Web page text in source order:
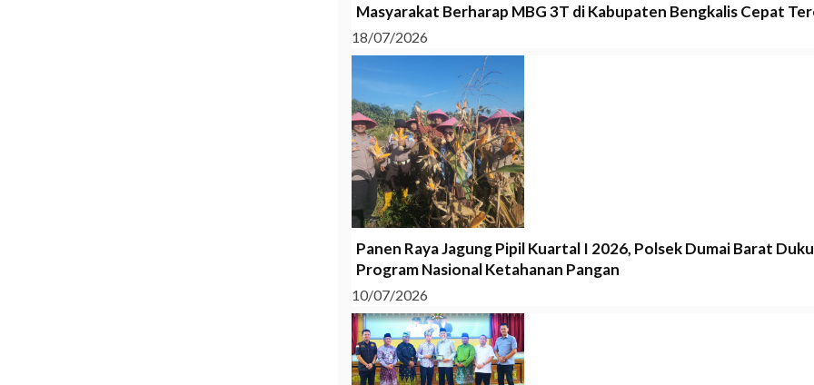
Masyarakat Berharap MBG 3T di Kabupaten Bengkalis Cepat
18/07/2026
Panen Raya Jagung Pipil Kuartal I 2026, Polsek Dumai Barat
Program Nasional Ketahanan Pangan
10/07/2026